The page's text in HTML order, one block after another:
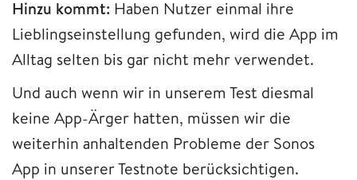
Hinzu kommt: Haben Nutzer einmal ihre
Lieblingseinstellung gefunden, wird die App im
Alltag selten bis gar nicht mehr verwendet.
Und auch wenn wir in unserem Test diesmal
keine App-Ärger hatten, müssen wir die
weiterhin anhaltenden Probleme der Sonos
App in unserer Testnote berücksichtigen.